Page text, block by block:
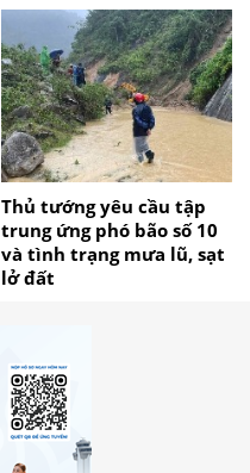
Thủ tướng yêu cầu tập
trung ứng phó bão số 10
và tình trạng mưa lũ, sạt
lở đất